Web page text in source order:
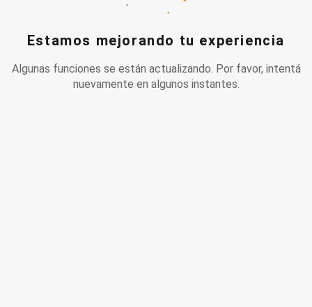
Estamos mejorando tu experiencia
Algunas funciones se están actualizando. Por favor, intentá
nuevamente en algunos instantes.